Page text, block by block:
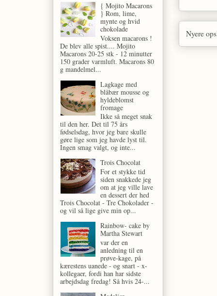
Nyere
{ Mojito Macarons
} Rom, lime,
mynte og hvid
chokolade
Voksen macarons !
De blev alle spist.... Mojito
Macarons 20-25 stk - 12 minutter
150 grader varmluft. Macarons 80
g mandelmel...
Lagkage med
blåbær mousse og
hyldeblomst
fromage
Ikke så meget snak
til den her. Det til 75 års
fødselsdag, hvor jeg bare skulle
gøre lige som jeg havde lyst til.
Ingen smag valgt, og inte...
Trois Chocolat
For et stykke tid
siden snakkede jeg
om at jeg ville lave
en dessert der hed
Trois Chocolat - Tre Chokolader -
og vil så lige give min op...
Rainbow- cake by
Martha Stewart
var der en
anledning til en
prøve-kage, på
kærestens uanede - og snart - x-
kollegaer, fordi han har sidste
arbejdsdag fredag! Så hvis 24-...